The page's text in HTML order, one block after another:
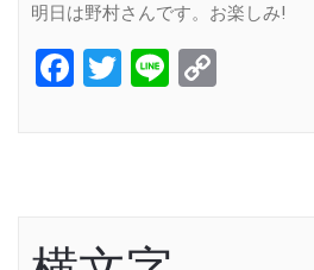
明日は野村さんです。お楽しみ!
Facebook
Twitter
Line